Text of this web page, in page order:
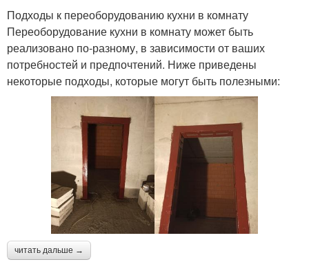
Подходы к переоборудованию кухни в комнату
Переоборудование кухни в комнату может быть
реализовано по-разному, в зависимости от ваших
потребностей и предпочтений. Ниже приведены
некоторые подходы, которые могут быть полезными:
читать дальше →